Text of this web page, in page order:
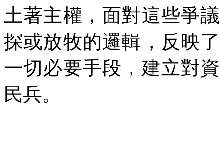
土著主權，面對這些爭
探或放牧的邏輯，反映
一切必要手段，建立對
民兵。